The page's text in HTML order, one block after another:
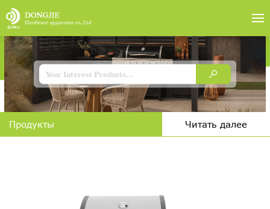
Продукты Читать далее